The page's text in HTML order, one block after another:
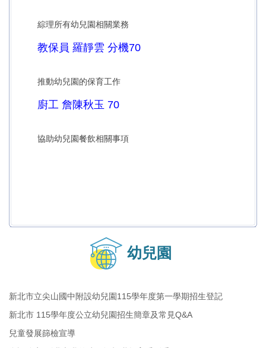
綜理所有幼兒園相關業務
教保員 羅靜雲 分機70
推動幼兒園的保育工作
廚工 詹陳秋玉 70
協助幼兒園餐飲相關事項
幼兒園
新北市立尖山國中附設幼兒園115學年度第一學期招生登記
新北市 115學年度公立幼兒園招生簡章及常見Q&A
兒童發展篩檢宣導